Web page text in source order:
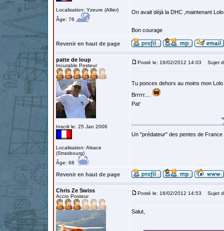
Localisation: Yzeure (Allier)
Âge: 76
On avait déjà la DHC ,maintenant
Bon courage
Revenir en haut de page
patte de loup
Incurable Posteur
Inscrit le: 25 Jan 2006
Localisation: Alsace
(Strasbourg)
Âge: 68
Posté le: 16/02/2012 14:03 Sujet
Tu ponces dehors au moins mon Lolo
Brrrrr....
Pat'
Un "prédateur" des pentes de
Revenir en haut de page
Chris Ze Swiss
Accro Posteur
Posté le: 16/02/2012 14:53 Sujet
Salut,